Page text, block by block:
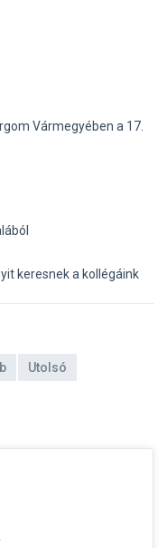
Vármegyében a 17.
keresnek a kollégáink
Utolsó